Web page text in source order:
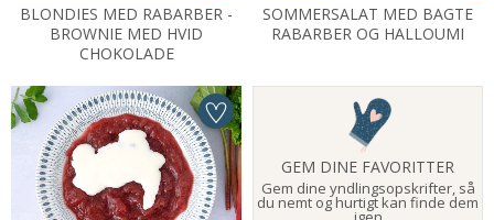
BLONDIES MED RABARBER -
BROWNIE MED HVID
CHOKOLADE
SOMMERSALAT MED BAGTE
RABARBER OG HALLOUMI
GEM DINE FAVORITTER
Gem dine yndlingsopskrifter, så
du nemt og hurtigt kan finde dem